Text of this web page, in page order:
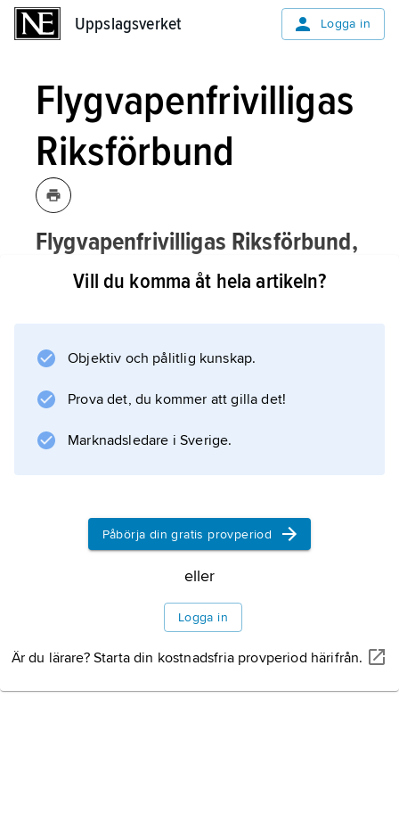
Uppslagsverket Logga in
Flygvapenfrivilligas
Riksförbund
Flygvapenfrivilligas Riksförbund,
FVRF,frivillig försvarsorganisation.
specialistbefattningar i flygvapnets
skyddsobjektsbevakning och
kompetensutveckling för utlandstjänstgöring
och befattningar i Hemvärnets
ingår i utlandsstyrkan. F. bedriver även
utbildning för ungdomar 15–20 år och har ca
6 000 medlemmar (2006).
Information om artikeln
Vill du komma åt hela artikeln?
Objektiv och pålitlig kunskap.
Prova det, du kommer att gilla det!
Marknadsledare i Sverige.
Påbörja din gratis provperiod
eller
Logga in
Är du lärare? Starta din kostnadsfria provperiod härifrån.